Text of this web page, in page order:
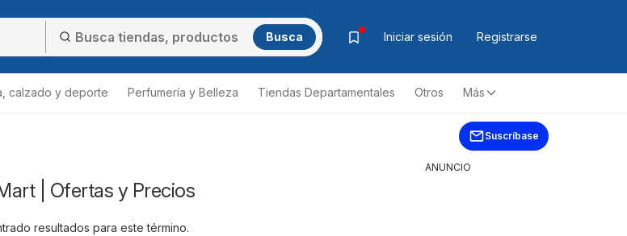
Busca Iniciar sesión Registrarse
calzado y deporte Perfumería y Belleza Tiendas Departamentales Otros Más
Suscríbase
| Ofertas y Precios
resultados para este término.
ANUNCIO